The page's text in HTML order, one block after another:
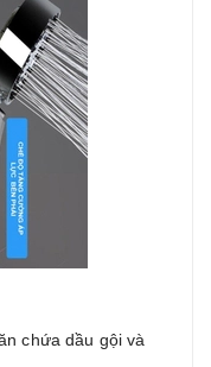
chứa dầu gội và